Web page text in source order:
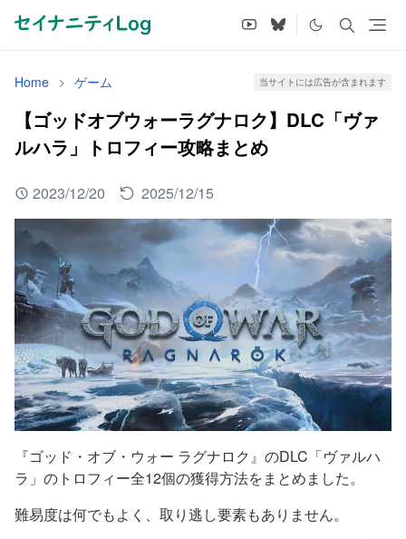
Home ゲーム 当サイトには広告が含まれます
【ゴッドオブウォーラグナロク】DLC「ヴァ
ルハラ」トロフィー攻略まとめ
2023/12/20 2025/12/15
『ゴッド・オブ・ウォー ラグナロク』のDLC「ヴァルハ
ラ」のトロフィー全12個の獲得方法をまとめました。
難易度は何でもよく、取り逃し要素もありません。